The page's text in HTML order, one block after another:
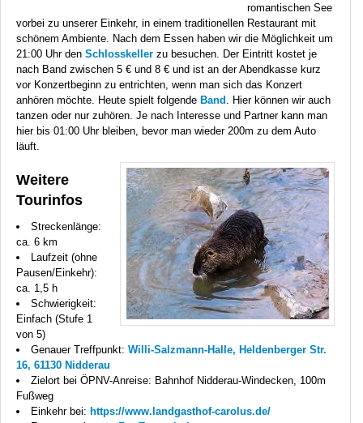
romantischen See
vorbei zu unserer Einkehr, in einem traditionellen Restaurant mit
schönem Ambiente. Nach dem Essen haben wir die Möglichkeit um
21:00 Uhr den Schlosskeller zu besuchen. Der Eintritt kostet je
nach Band zwischen 5 € und 8 € und ist an der Abendkasse kurz
vor Konzertbeginn zu entrichten, wenn man sich das Konzert
anhören möchte. Heute spielt folgende Band
. Hier können wir auch
tanzen oder nur zuhören. Je nach Interesse und Partner kann man
hier bis 01:00 Uhr bleiben, bevor man wieder 200m zu dem Auto
läuft.
Weitere
Tourinfos
Streckenlänge:
ca. 6 km
Laufzeit (ohne
Pausen/Einkehr):
ca. 1,5 h
Schwierigkeit:
Einfach (Stufe 1
von 5)
Genauer Treffpunkt: Willi-Salzmann-Halle, Heldenberger Str.
16, 61130 Nidderau
Zielort bei ÖPNV-Anreise: Bahnhof Nidderau-Windecken, 100m
Fußweg
Einkehr bei: https://www.landgasthof-carolus.de/